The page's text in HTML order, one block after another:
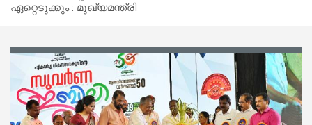
ഏറ്റെടുക്കും : മുഖ്യമന്ത്രി